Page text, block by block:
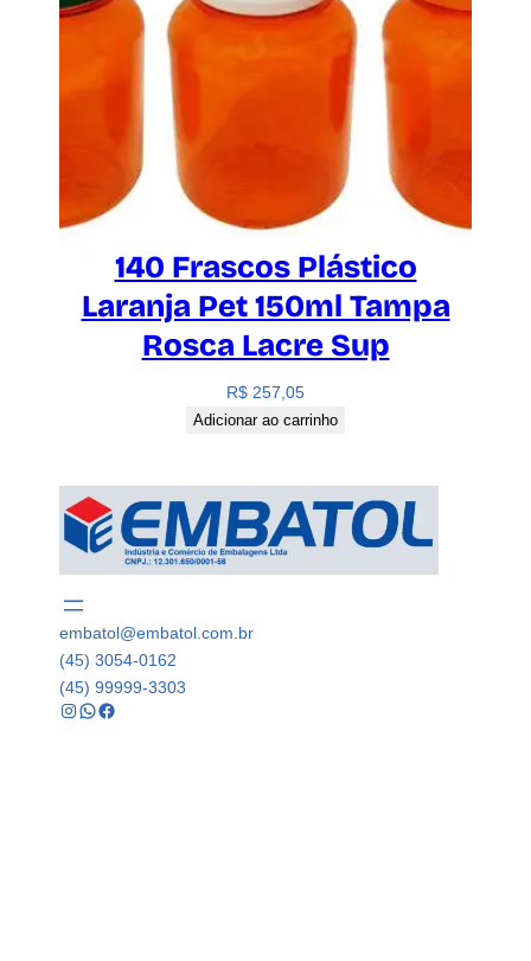
140 Frascos Plástico
Laranja Pet 150ml Tampa
Rosca Lacre Sup
R$ 257,05
Adicionar ao carrinho
embatol@embatol.com.br
(45) 3054-0162
(45) 99999-3303
Instagram WhatsApp Facebook